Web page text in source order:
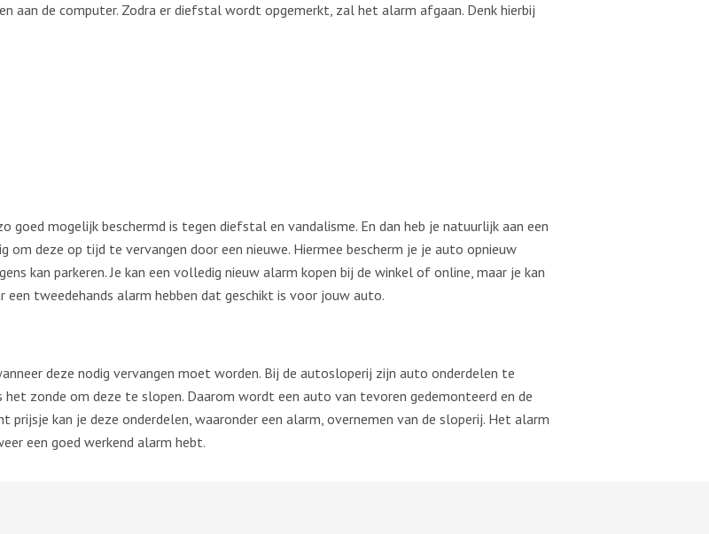
aan de computer. Zodra er diefstal wordt opgemerkt, zal het alarm afgaan. Denk hierbij
mogelijk beschermd is tegen diefstal en vandalisme. En dan heb je natuurlijk aan een
deze op tijd te vervangen door een nieuwe. Hiermee bescherm je je auto opnieuw
kan parkeren. Je kan een volledig nieuw alarm kopen bij de winkel of online, maar je kan
tweedehands alarm hebben dat geschikt is voor jouw auto.
deze nodig vervangen moet worden. Bij de autosloperij zijn auto onderdelen te
het zonde om deze te slopen. Daarom wordt een auto van tevoren gedemonteerd en de
prijsje kan je deze onderdelen, waaronder een alarm, overnemen van de sloperij. Het alarm
een goed werkend alarm hebt.